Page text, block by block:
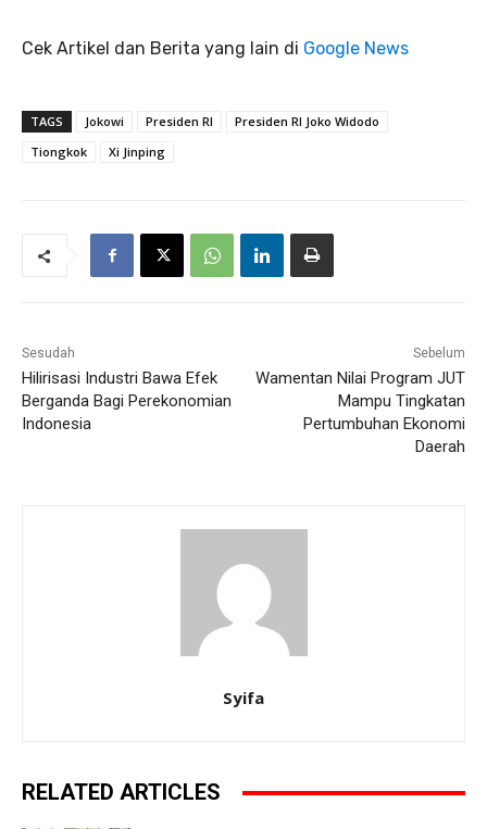
Cek Artikel dan Berita yang lain di Google News
TAGS Jokowi Presiden RI
Presiden RI Joko Widodo
Tiongkok
Xi Jinping
Sesudah
Hilirisasi Industri Bawa Efek
Berganda Bagi Perekonomian
Indonesia
Sebelum
Wamentan Nilai Program JUT
Mampu Tingkatan
Pertumbuhan Ekonomi
Daerah
Syifa
RELATED ARTICLES